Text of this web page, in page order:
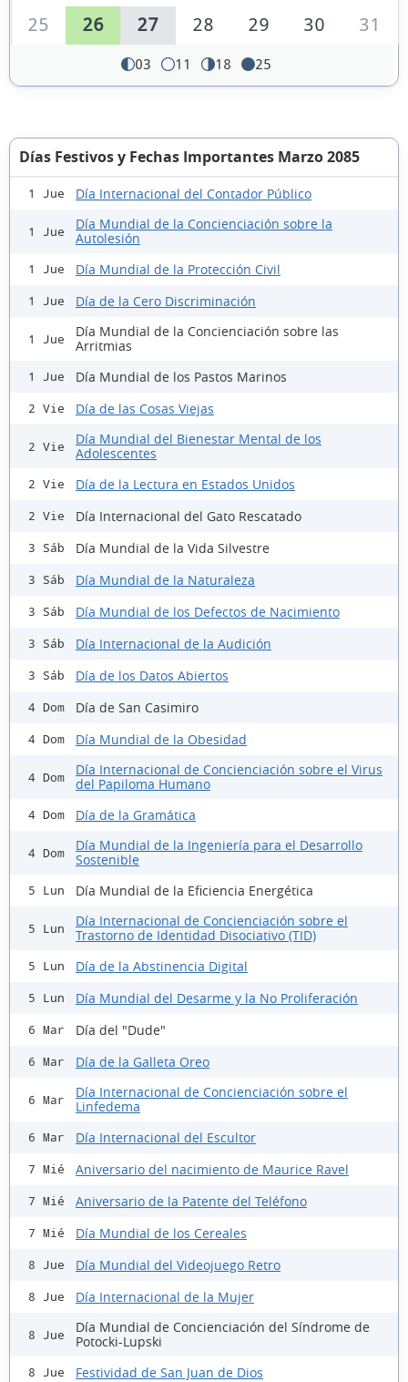
25
26 27 28 29 30 31
03 11 18 25
Días Festivos y Fechas Importantes Marzo 2085
1 Jue Día Internacional del Contador Público
1 Jue
Día Mundial de la Concienciación sobre la
Autolesión
1 Jue Día Mundial de la Protección Civil
1 Jue Día de la Cero Discriminación
1 Jue
Día Mundial de la Concienciación sobre las
Arritmias
1 Jue Día Mundial de los Pastos Marinos
2 Vie Día de las Cosas Viejas
2 Vie
Día Mundial del Bienestar Mental de los
Adolescentes
2 Vie Día de la Lectura en Estados Unidos
2 Vie Día Internacional del Gato Rescatado
3 Sáb Día Mundial de la Vida Silvestre
3 Sáb Día Mundial de la Naturaleza
3 Sáb Día Mundial de los Defectos de Nacimiento
3 Sáb Día Internacional de la Audición
3 Sáb Día de los Datos Abiertos
4 Dom Día de San Casimiro
4 Dom Día Mundial de la Obesidad
4 Dom
Día Internacional de Concienciación sobre el Virus
del Papiloma Humano
4 Dom Día de la Gramática
4 Dom
Día Mundial de la Ingeniería para el Desarrollo
Sostenible
5 Lun Día Mundial de la Eficiencia Energética
5 Lun
Día Internacional de Concienciación sobre el
Trastorno de Identidad Disociativo (TID)
5 Lun Día de la Abstinencia Digital
5 Lun Día Mundial del Desarme y la No Proliferación
6 Mar Día del "Dude"
6 Mar Día de la Galleta Oreo
6 Mar
Día Internacional de Concienciación sobre el
Linfedema
6 Mar Día Internacional del Escultor
7 Mié Aniversario del nacimiento de Maurice Ravel
7 Mié Aniversario de la Patente del Teléfono
7 Mié Día Mundial de los Cereales
8 Jue Día Mundial del Videojuego Retro
8 Jue Día Internacional de la Mujer
8 Jue
Día Mundial de Concienciación del Síndrome de
Potocki-Lupski
8 Jue Festividad de San Juan de Dios